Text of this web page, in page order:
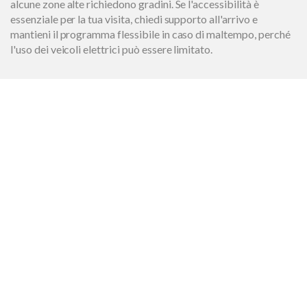
alcune zone alte richiedono gradini. Se l'accessibilità è
essenziale per la tua visita, chiedi supporto all'arrivo e
mantieni il programma flessibile in caso di maltempo, perché
l'uso dei veicoli elettrici può essere limitato.